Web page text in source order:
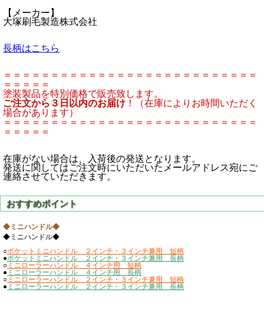
【メーカー】
大塚刷毛製造株式会社
長柄はこちら
＝＝＝＝＝＝＝＝＝＝＝＝＝＝＝＝＝＝＝＝＝＝＝＝＝＝＝
＝＝＝＝＝
塗装製品を特別価格で販売致します。
ご注文から３日以内のお届け ！（在庫によりお時間いただく
場合があります）
＝＝＝＝＝＝＝＝＝＝＝＝＝＝＝＝＝＝＝＝＝＝＝＝＝＝＝
＝＝＝＝＝
在庫がない場合は、入荷後の発送となります。
発送に関してはご注文時にいただいたメールアドレス宛にご
連絡させていただきます。
◆ミニハンドル◆
◆ミニハンドル◆
○ポケットミニハンドル ２インチ・３インチ兼用 短柄
●ポケットミニハンドル ２インチ・３インチ兼用 長柄
○ ミニローラーハンドル ４インチ用 短柄
● ミニローラーハンドル ４インチ用 長柄
○ ミニローラーハンドル ２インチ・３インチ兼用 短柄
● ミニローラーハンドル ２インチ・３インチ兼用 長柄